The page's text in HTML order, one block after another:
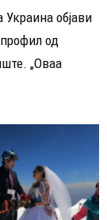
објави
од
„Оваа